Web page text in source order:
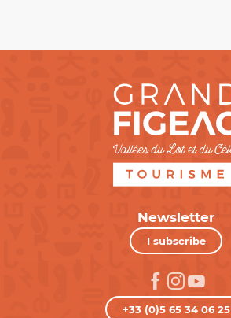
Newsletter
I subscribe
+33 (0)5 65 34 06 25